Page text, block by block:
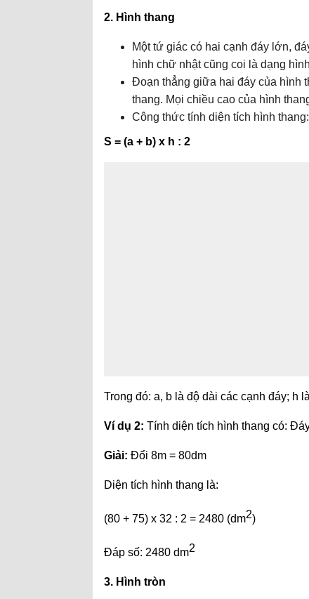
2. Hình thang
Một tứ giác có hai cạnh đáy lớn,
hình chữ nhật cũng coi là dạng
Đoạn thẳng giữa hai đáy của hình
thang. Mọi chiều cao của hình
Công thức tính diện tích hình thang:
S = (a + b) x h : 2
Trong đó: a, b là độ dài các cạnh đáy; h
Ví dụ 2: Tính diện tích hình thang có:
Giải: Đổi 8m = 80dm
Diện tích hình thang là:
(80 + 75) x 32 : 2 = 2480 (dm2)
Đáp số: 2480 dm2
3. Hình tròn